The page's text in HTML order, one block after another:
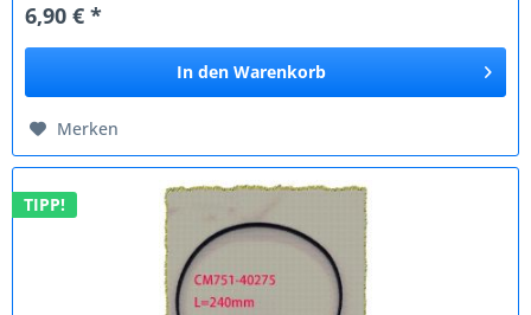
6,90 € *
In den Warenkorb
Merken
TIPP!